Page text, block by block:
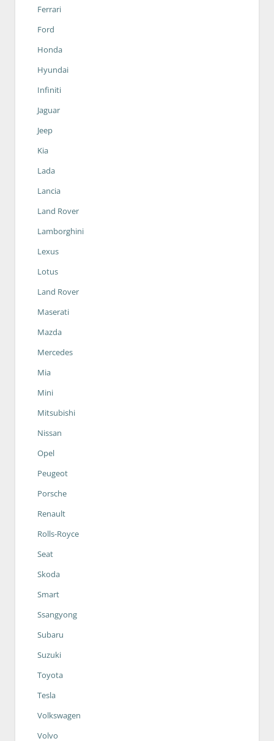
Ferrari
Ford
Honda
Hyundai
Infiniti
Jaguar
Jeep
Kia
Lada
Lancia
Land Rover
Lamborghini
Lexus
Lotus
Land Rover
Maserati
Mazda
Mercedes
Mia
Mini
Mitsubishi
Nissan
Opel
Peugeot
Porsche
Renault
Rolls-Royce
Seat
Skoda
Smart
Ssangyong
Subaru
Suzuki
Toyota
Tesla
Volkswagen
Volvo